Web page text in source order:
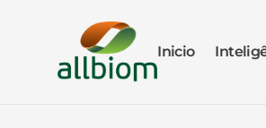
Inicio